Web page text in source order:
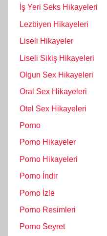
İş Yeri Seks Hikayeleri
Lezbiyen Hikayeleri
Liseli Hikayeler
Liseli Sikiş Hikayeleri
Olgun Sex Hikayeleri
Oral Sex Hikayeleri
Otel Sex Hikayeleri
Porno
Porno Hikayeler
Porno Hikayeleri
Porno İndir
Porno İzle
Porno Resimleri
Porno Seyret